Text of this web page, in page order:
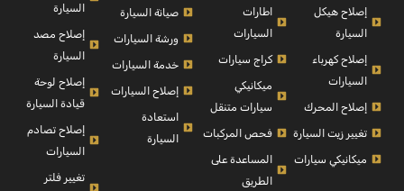
إصلاح هيكل
السيارة
إصلاح كهرباء
السيارات
إصلاح المحرك
تغيير زيت السيارة
ميكانيكي سيارات
اطارات
السيارات
كراج سيارات
ميكانيكي
سيارات متنقل
فحص المركبات
المساعدة على
الطريق
صيانة السيارة
ورشة السيارات
خدمة السيارات
إصلاح السيارات
استعادة
السيارة
السيارة
إصلاح مصد
السيارة
إصلاح لوحة
قيادة السيارة
إصلاح تصادم
السيارات
تغيير فلتر